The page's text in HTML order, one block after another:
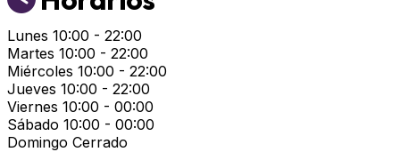
Lunes 10:00 - 22:00
Martes 10:00 - 22:00
Miércoles 10:00 - 22:00
Jueves 10:00 - 22:00
Viernes 10:00 - 00:00
Sábado 10:00 - 00:00
Domingo Cerrado